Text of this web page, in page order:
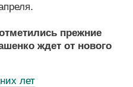
прежние
ждет от нового
лет